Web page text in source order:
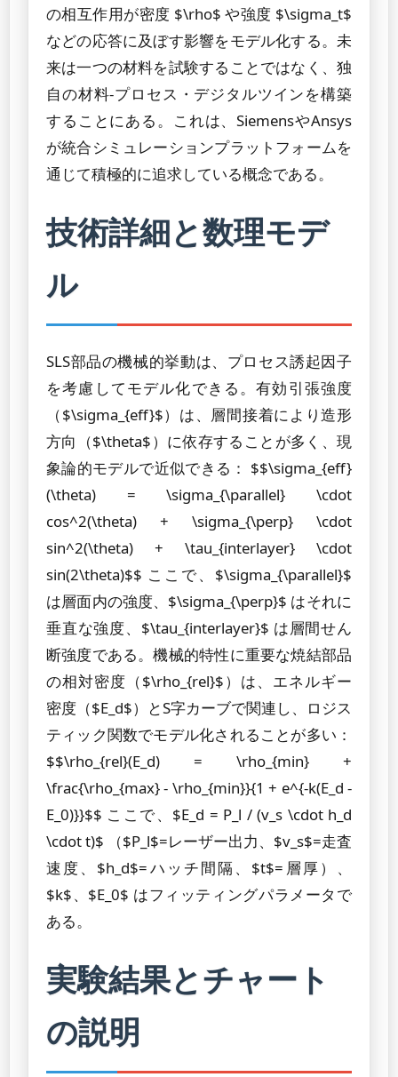
の相互作用が密度 $\rho$ や強度 $\sigma_t$
などの応答に及ぼす影響をモデル化する。未
来は一つの材料を試験することではなく、独
自の材料-プロセス・デジタルツインを構築
することにある。これは、SiemensやAnsys
が統合シミュレーションプラットフォームを
通じて積極的に追求している概念である。
技術詳細と数理モデ
ル
SLS部品の機械的挙動は、プロセス誘起因子
を考慮してモデル化できる。有効引張強度
（$\sigma_{eff}$）は、層間接着により造形
方向（$\theta$）に依存することが多く、現
象論的モデルで近似できる： $$\sigma_{eff}
(\theta) = \sigma_{\parallel} \cdot
cos^2(\theta) + \sigma_{\perp} \cdot
sin^2(\theta) + \tau_{interlayer} \cdot
sin(2\theta)$$ ここで、$\sigma_{\parallel}$
は層面内の強度、$\sigma_{\perp}$ はそれに
垂直な強度、$\tau_{interlayer}$ は層間せん
断強度である。機械的特性に重要な焼結部品
の相対密度（$\rho_{rel}$）は、エネルギー
密度（$E_d$）とS字カーブで関連し、ロジス
ティック関数でモデル化されることが多い：
$$\rho_{rel}(E_d) = \rho_{min} +
\frac{\rho_{max} - \rho_{min}}{1 + e^{-k(E_d -
E_0)}}$$ ここで、$E_d = P_l / (v_s \cdot h_d
\cdot t)$ （$P_l$=レーザー出力、$v_s$=走査
速度、$h_d$=ハッチ間隔、$t$=層厚）、
$k$、$E_0$ はフィッティングパラメータで
ある。
実験結果とチャート
の説明